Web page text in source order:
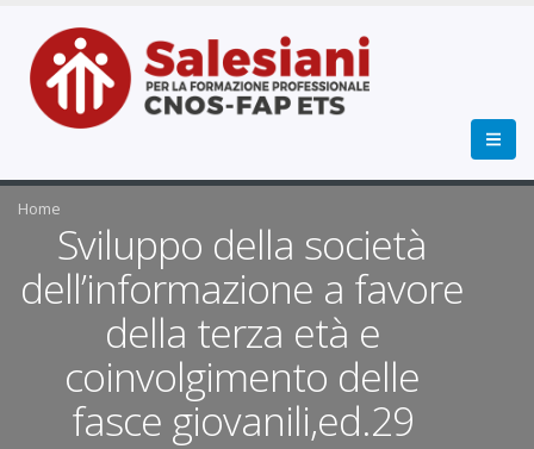
Home
Sviluppo della società
dell’informazione a favore
della terza età e
coinvolgimento delle
fasce giovanili,ed.29